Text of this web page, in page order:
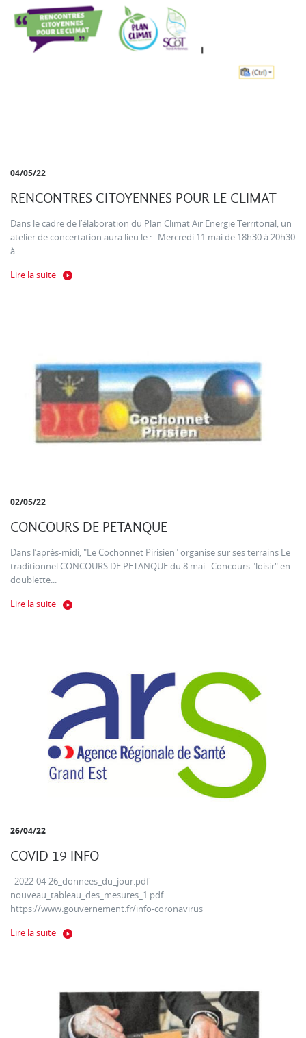
04/05/22
RENCONTRES CITOYENNES POUR LE CLIMAT
Dans le cadre de l’élaboration du Plan Climat Air Energie Territorial, un
atelier de concertation aura lieu le : Mercredi 11 mai de 18h30 à 20h30
à...
Lire la suite
02/05/22
CONCOURS DE PETANQUE
Dans l’après-midi, "Le Cochonnet Pirisien" organise sur ses terrains Le
traditionnel CONCOURS DE PETANQUE du 8 mai Concours "loisir" en
doublette...
Lire la suite
26/04/22
COVID 19 INFO
2022-04-26_donnees_du_jour.pdf
nouveau_tableau_des_mesures_1.pdf
https://www.gouvernement.fr/info-coronavirus
Lire la suite